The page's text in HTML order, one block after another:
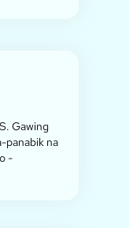
Gawing
panabik na
-